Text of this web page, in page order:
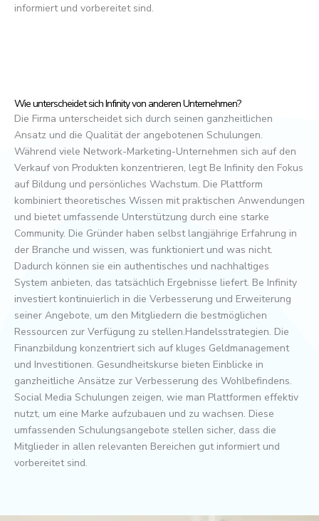
informiert und vorbereitet sind.
Wie unterscheidet sich Infinity von anderen Unternehmen?
Die Firma unterscheidet sich durch seinen ganzheitlichen
Ansatz und die Qualität der angebotenen Schulungen.
Während viele Network-Marketing-Unternehmen sich auf den
Verkauf von Produkten konzentrieren, legt Be Infinity den Fokus
auf Bildung und persönliches Wachstum. Die Plattform
kombiniert theoretisches Wissen mit praktischen Anwendungen
und bietet umfassende Unterstützung durch eine starke
Community. Die Gründer haben selbst langjährige Erfahrung in
der Branche und wissen, was funktioniert und was nicht.
Dadurch können sie ein authentisches und nachhaltiges
System anbieten, das tatsächlich Ergebnisse liefert. Be Infinity
investiert kontinuierlich in die Verbesserung und Erweiterung
seiner Angebote, um den Mitgliedern die bestmöglichen
Ressourcen zur Verfügung zu stellen.Handelsstrategien. Die
Finanzbildung konzentriert sich auf kluges Geldmanagement
und Investitionen. Gesundheitskurse bieten Einblicke in
ganzheitliche Ansätze zur Verbesserung des Wohlbefindens.
Social Media Schulungen zeigen, wie man Plattformen effektiv
nutzt, um eine Marke aufzubauen und zu wachsen. Diese
umfassenden Schulungsangebote stellen sicher, dass die
Mitglieder in allen relevanten Bereichen gut informiert und
vorbereitet sind.